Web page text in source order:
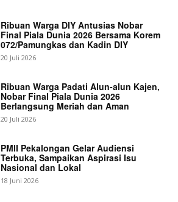
Ribuan Warga DIY Antusias Nobar
Final Piala Dunia 2026 Bersama Korem
072/Pamungkas dan Kadin DIY
20 Juli 2026
Ribuan Warga Padati Alun-alun Kajen,
Nobar Final Piala Dunia 2026
Berlangsung Meriah dan Aman
20 Juli 2026
PMII Pekalongan Gelar Audiensi
Terbuka, Sampaikan Aspirasi Isu
Nasional dan Lokal
18 Juni 2026